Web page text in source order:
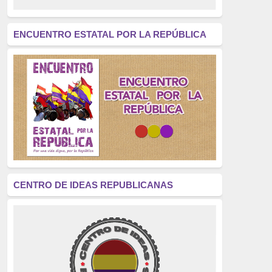
América Latina
(305)
Exhumación
(304)
Golpe de Estado
(304)
Brigadas Internacionales
(303)
pensamiento
(294)
Revisionismo
(289)
La Transición
(275)
educación pública
(270)
La Izquierda
(260)
ENCUENTRO ESTATAL POR LA REPÚBLICA
CENTRO DE IDEAS REPUBLICANAS